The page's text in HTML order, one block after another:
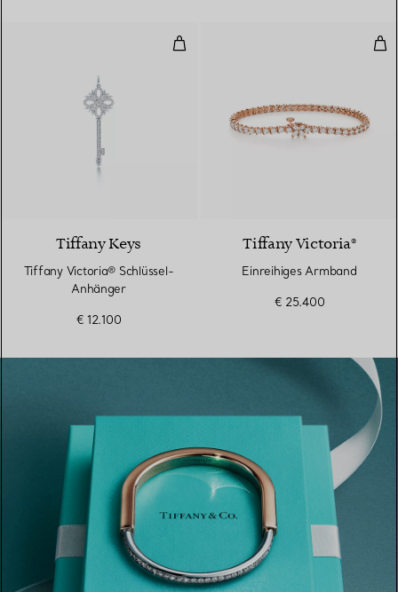
Tiffany Victoria® Schlüssel-
Tiffany Keys
Tiffany Victoria® Schlüssel-
Anhänger
€ 12.100
Tiffany Victoria®
Einreihiges Armband
€ 25.400